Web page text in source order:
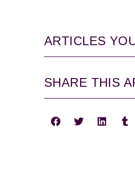
ARTICLES
SHARE THIS